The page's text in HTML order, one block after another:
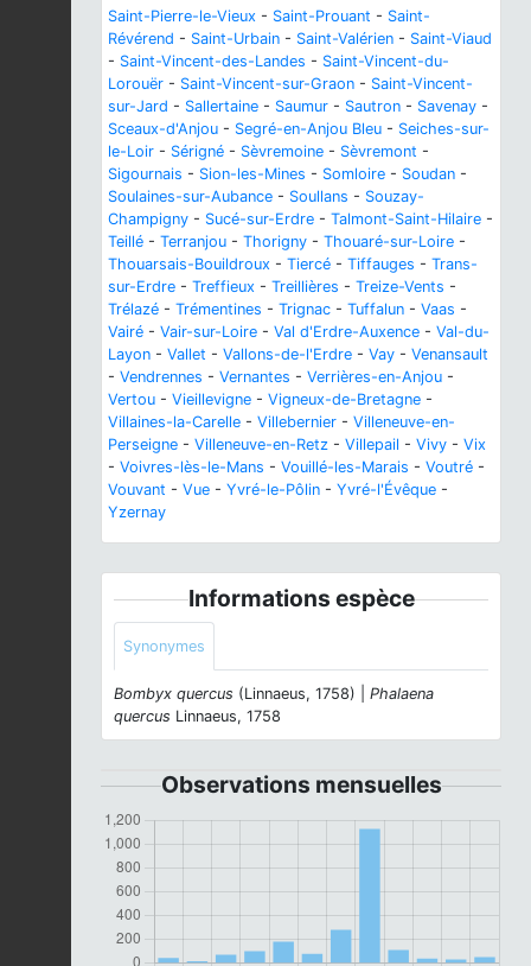
Saint-Pierre-le-Vieux - Saint-Prouant - Saint-
Révérend - Saint-Urbain - Saint-Valérien - Saint-Viaud
- Saint-Vincent-des-Landes - Saint-Vincent-du-
Lorouër - Saint-Vincent-sur-Graon - Saint-Vincent-
sur-Jard - Sallertaine - Saumur - Sautron - Savenay -
Sceaux-d'Anjou - Segré-en-Anjou Bleu - Seiches-sur-
le-Loir - Sérigné - Sèvremoine - Sèvremont -
Sigournais - Sion-les-Mines - Somloire - Soudan -
Soulaines-sur-Aubance - Soullans - Souzay-
Champigny - Sucé-sur-Erdre - Talmont-Saint-Hilaire -
Teillé - Terranjou - Thorigny - Thouaré-sur-Loire -
Thouarsais-Bouildroux - Tiercé - Tiffauges - Trans-
sur-Erdre - Treffieux - Treillières - Treize-Vents -
Trélazé - Trémentines - Trignac - Tuffalun - Vaas -
Vairé - Vair-sur-Loire - Val d'Erdre-Auxence - Val-du-
Layon - Vallet - Vallons-de-l'Erdre - Vay - Venansault
- Vendrennes - Vernantes - Verrières-en-Anjou -
Vertou - Vieillevigne - Vigneux-de-Bretagne -
Villaines-la-Carelle - Villebernier - Villeneuve-en-
Perseigne - Villeneuve-en-Retz - Villepail - Vivy - Vix
- Voivres-lès-le-Mans - Vouillé-les-Marais - Voutré -
Vouvant - Vue - Yvré-le-Pôlin - Yvré-l'Évêque -
Yzernay
Informations espèce
Synonymes
Bombyx quercus (Linnaeus, 1758) | Phalaena
quercus Linnaeus, 1758
Observations mensuelles